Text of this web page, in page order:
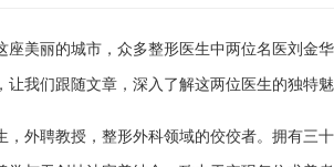
座美丽的城市，众多整形医生中两位名医刘金
让我们跟随文章，深入了解这两位医生的独特魅
，外聘教授，整形外科领域的佼佼者。拥有三